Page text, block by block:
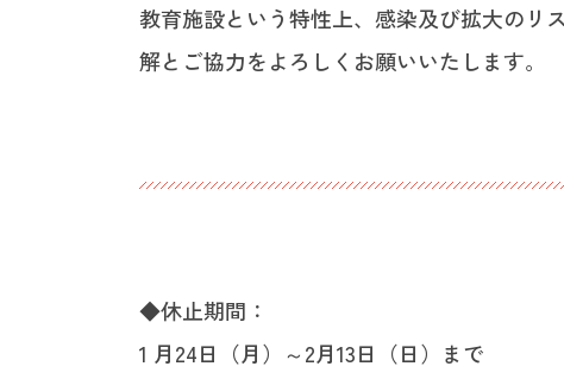
教育施設という特性上、感染及び拡大のリ
解とご協力をよろしくお願いいたします。
◆休止期間：
1 月24日（月）～2月13日（日）まで